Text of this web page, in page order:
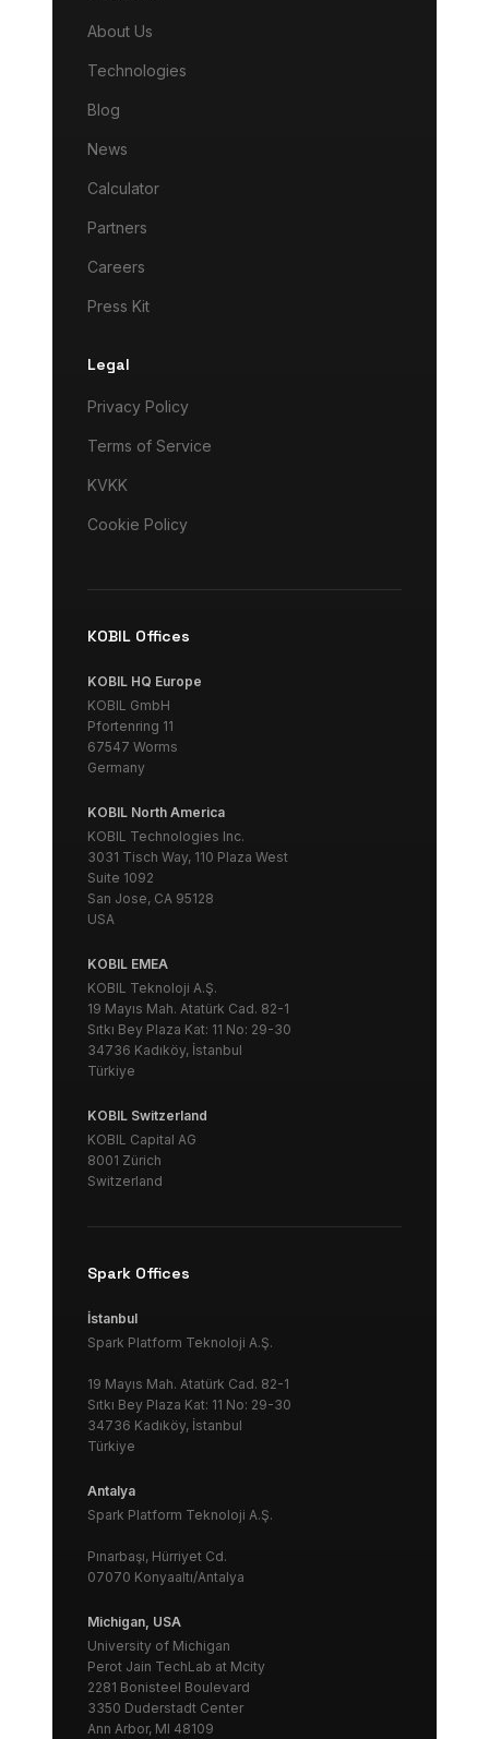
About Us
Technologies
Blog
News
Calculator
Partners
Careers
Press Kit
Legal
Privacy Policy
Terms of Service
KVKK
Cookie Policy
KOBIL Offices
KOBIL HQ Europe
KOBIL GmbH
Pfortenring 11
67547 Worms
Germany
KOBIL North America
KOBIL Technologies Inc.
3031 Tisch Way, 110 Plaza West
Suite 1092
San Jose, CA 95128
USA
KOBIL EMEA
KOBIL Teknoloji A.Ş.
19 Mayıs Mah. Atatürk Cad. 82-1
Sıtkı Bey Plaza Kat: 11 No: 29-30
34736 Kadıköy, İstanbul
Türkiye
KOBIL Switzerland
KOBIL Capital AG
8001 Zürich
Switzerland
Spark Offices
İstanbul
Spark Platform Teknoloji A.Ş.
19 Mayıs Mah. Atatürk Cad. 82-1
Sıtkı Bey Plaza Kat: 11 No: 29-30
34736 Kadıköy, İstanbul
Türkiye
Antalya
Spark Platform Teknoloji A.Ş.
Pınarbaşı, Hürriyet Cd.
07070 Konyaaltı/Antalya
Michigan, USA
University of Michigan
Perot Jain TechLab at Mcity
2281 Bonisteel Boulevard
3350 Duderstadt Center
Ann Arbor, MI 48109